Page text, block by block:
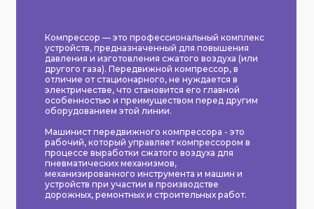
Компрессор — это профессиональный комплекс
устройств, предназначенный для повышения
давления и изготовления сжатого воздуха (или
другого газа). Передвижной компрессор, в
отличие от стационарного, не нуждается в
электричестве, что становится его главной
особенностью и преимуществом перед другим
оборудованием этой линии.
Машинист передвижного компрессора - это
рабочий, который управляет компрессором в
процессе выработки сжатого воздуха для
пневматических механизмов,
механизированного инструмента и машин и
устройств при участии в производстве
дорожных, ремонтных и строительных работ.